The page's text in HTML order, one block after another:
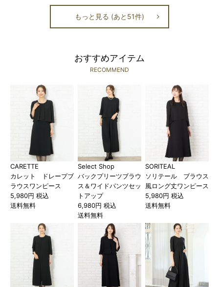
もっと見る (あと51件)
おすすめアイテム
RECOMMEND
CARETTE
カレット ドレープブ
ラウスワンピース
5,980円 税込
送料無料
Select Shop
バックプリーツブラウ
ス＆ワイドパンツセッ
トアップ
6,980円 税込
送料無料
SORITEAL
ソリテール ブラウス
風ロング丈ワンピース
5,980円 税込
送料無料